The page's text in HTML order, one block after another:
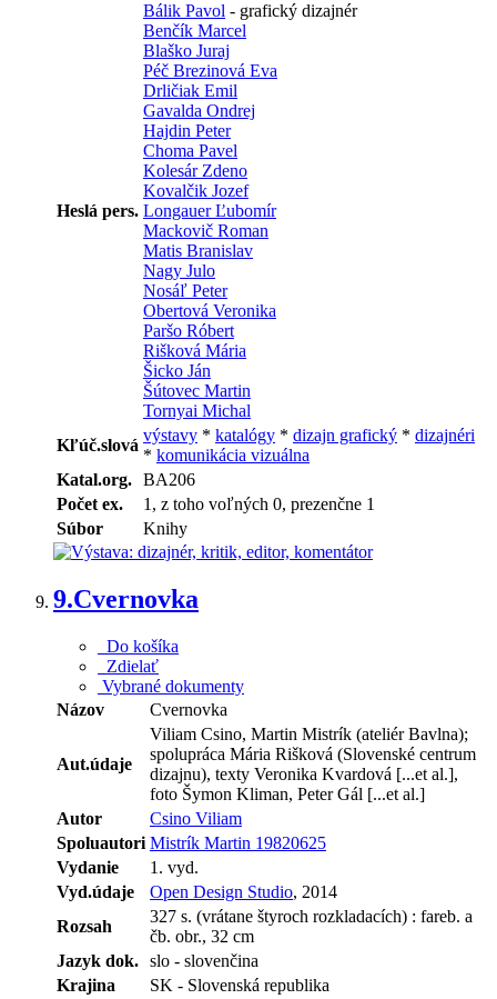
Heslá pers.
Bálik Pavol - grafický dizajnér
Benčík Marcel
Blaško Juraj
Péč Brezinová Eva
Drličiak Emil
Gavalda Ondrej
Hajdin Peter
Choma Pavel
Kolesár Zdeno
Kovalčik Jozef
Longauer Ľubomír
Mackovič Roman
Matis Branislav
Nagy Julo
Nosáľ Peter
Obertová Veronika
Paršo Róbert
Rišková Mária
Šicko Ján
Šútovec Martin
Tornyai Michal
Kľúč.slová
výstavy * katalógy * dizajn grafický * dizajnéri
* komunikácia vizuálna
Katal.org. BA206
Počet ex.
1, z toho voľných 0, prezenčne 1
Súbor
Knihy
9.Cvernovka
Do košíka
Zdielať
Vybrané dokumenty
Názov
Cvernovka
Aut.údaje
Viliam Csino, Martin Mistrík (ateliér Bavlna);
spolupráca Mária Rišková (Slovenské centrum
dizajnu), texty Veronika Kvardová [...et al.],
foto Šymon Kliman, Peter Gál [...et al.]
Autor
Csino Viliam
Spoluautori Mistrík Martin 19820625
Vydanie
1. vyd.
Vyd.údaje
Open Design Studio, 2014
Rozsah
327 s. (vrátane štyroch rozkladacích) : fareb. a
čb. obr., 32 cm
Jazyk dok. slo - slovenčina
Krajina
SK - Slovenská republika